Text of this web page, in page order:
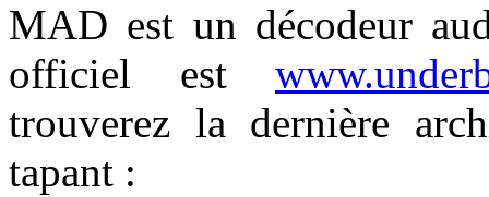
MAD est un décodeur
officiel est
trouverez la dernière
tapant :